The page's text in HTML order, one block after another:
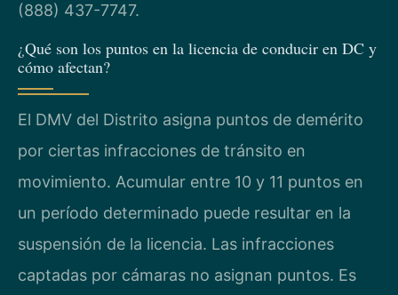
(888) 437-7747.
¿Qué son los puntos en la licencia de conducir en DC y
cómo afectan?
El DMV del Distrito asigna puntos de demérito
por ciertas infracciones de tránsito en
movimiento. Acumular entre 10 y 11 puntos en
un período determinado puede resultar en la
suspensión de la licencia. Las infracciones
captadas por cámaras no asignan puntos. Es